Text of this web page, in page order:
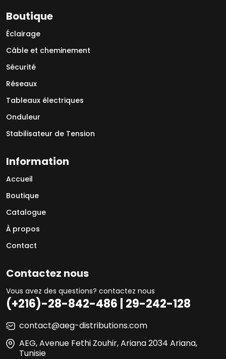
Boutique
Éclairage
Câble et cheminement
Sécurité
Réseaux
Tableaux électriques
Onduleur
Stabilisateur de Tension
Information
Accueil
Boutique
Catalogue
À propos
Contact
Contactez nous
Vous avez des questions? contactez nous
(+216)-28-842-486 | 29-242-128
contact@aeg-distributions.com
AEG, Avenue Fethi Zouhir, Ariana 2034 Ariana,
Tunisie